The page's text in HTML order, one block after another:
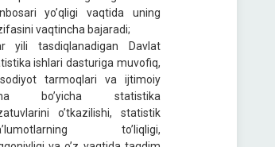
yo’qligi vaqtida uning
vaqtincha bajaradi;
yili tasdiqlanadigan Davlat
ishlari dasturiga muvofiq,
tarmoqlari va ijtimoiy
bo’yicha statistika
o’tkazilishi, statistik
to’liqligi,